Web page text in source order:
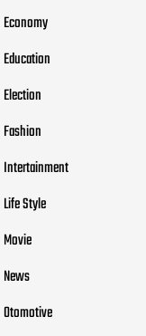
Economy
Education
Election
Fashion
Intertainment
Life Style
Movie
News
Otomotive